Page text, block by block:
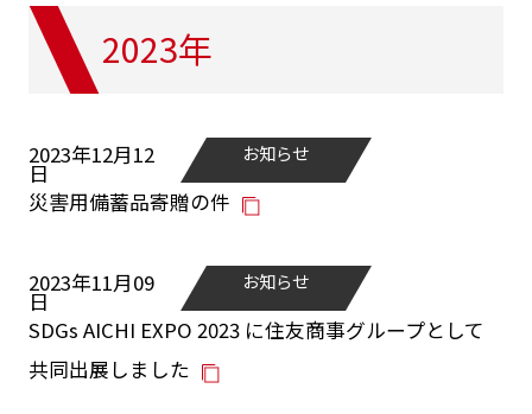
2023年
2023年12月12
日
お知らせ
災害用備蓄品寄贈の件
2023年11月09
日
お知らせ
SDGs AICHI EXPO 2023 に住友商事グループとして
共同出展しました